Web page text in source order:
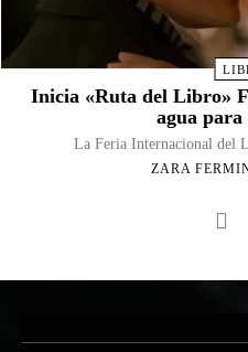
Inicia «Ruta del Libro»
agua para
La Feria Internacional del
ZARA